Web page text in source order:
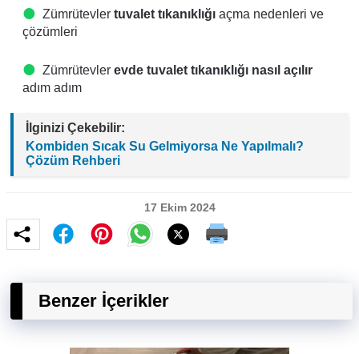
Zümrütevler tuvalet tıkanıklığı açma nedenleri ve
çözümleri
Zümrütevler evde tuvalet tıkanıklığı nasıl açılır
adım adım
İlginizi Çekebilir:
Kombiden Sıcak Su Gelmiyorsa Ne Yapılmalı?
Çözüm Rehberi
17 Ekim 2024
Benzer İçerikler